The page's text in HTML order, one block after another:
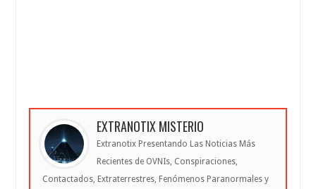
EXTRANOTIX MISTERIO
Extranotix Presentando Las Noticias Más
Recientes de OVNIs, Conspiraciones,
Contactados, Extraterrestres, Fenómenos Paranormales y